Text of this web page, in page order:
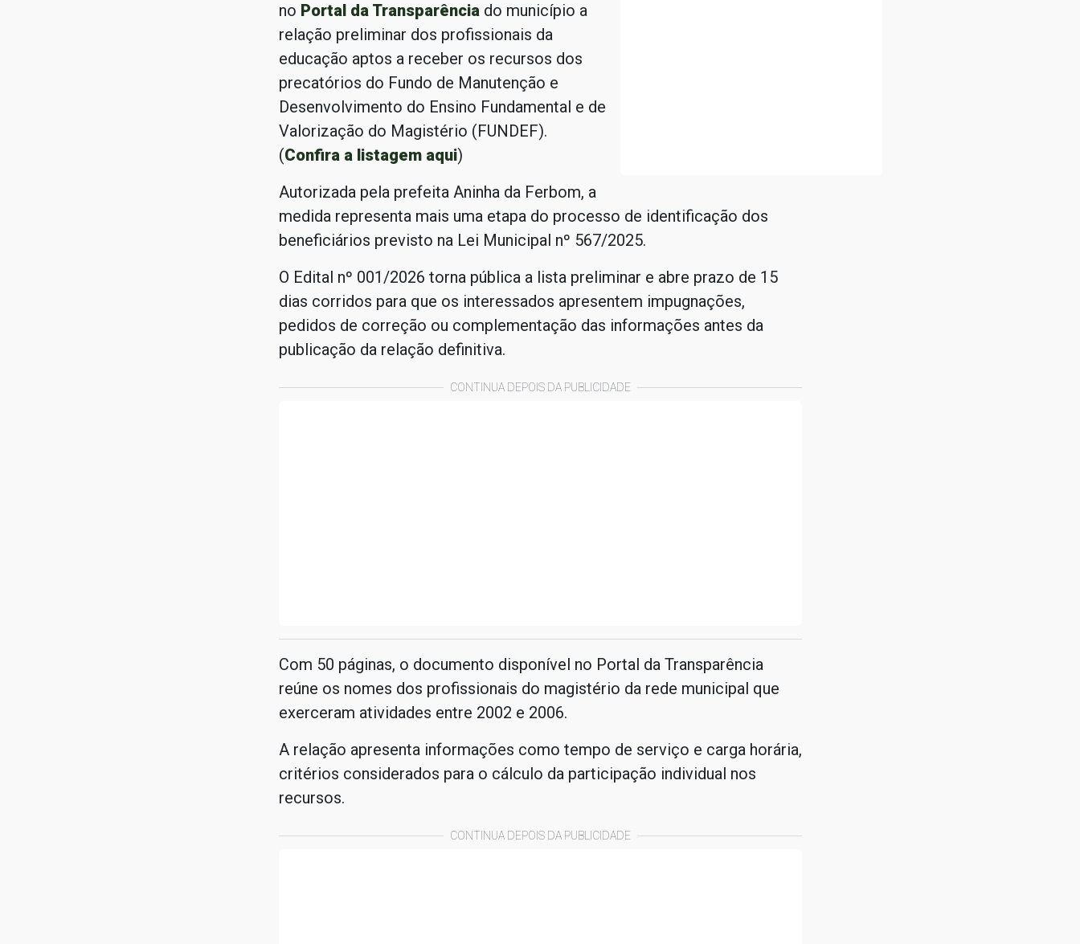
no Portal da Transparênciado município a
relação preliminar dos profissionais da
educação aptos a receber os recursos dos
precatórios do Fundo de Manutenção e
Desenvolvimento do Ensino Fundamental e de
Valorização do Magistério (FUNDEF).
(Confira a listagem aqui)
Autorizada pela prefeita Aninha da Ferbom, a
medida representa mais uma etapa do processo de identificação dos
beneficiários previsto na Lei Municipal nº 567/2025.
O Edital nº 001/2026 torna pública a lista preliminar e abre prazo de 15
dias corridos para que os interessados apresentem impugnações,
pedidos de correção ou complementação das informações antes da
publicação da relação definitiva.
CONTINUA DEPOIS DA PUBLICIDADE
Com 50 páginas, o documento disponível no Portal da Transparência
reúne os nomes dos profissionais do magistério da rede municipal que
exerceram atividades entre 2002 e 2006.
A relação apresenta informações como tempo de serviço e carga horária,
critérios considerados para o cálculo da participação individual nos
recursos.
CONTINUA DEPOIS DA PUBLICIDADE